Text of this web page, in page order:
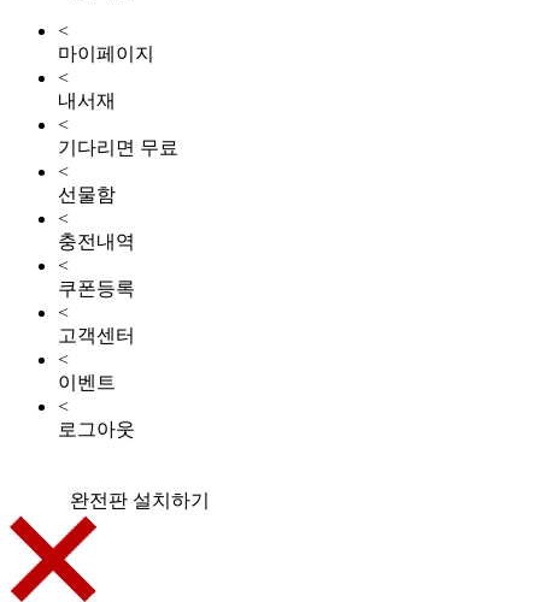
<
마이페이지
<
내서재
<
기다리면 무료
<
선물함
<
충전내역
<
쿠폰등록
<
고객센터
<
이벤트
<
로그아웃
완전판 설치하기